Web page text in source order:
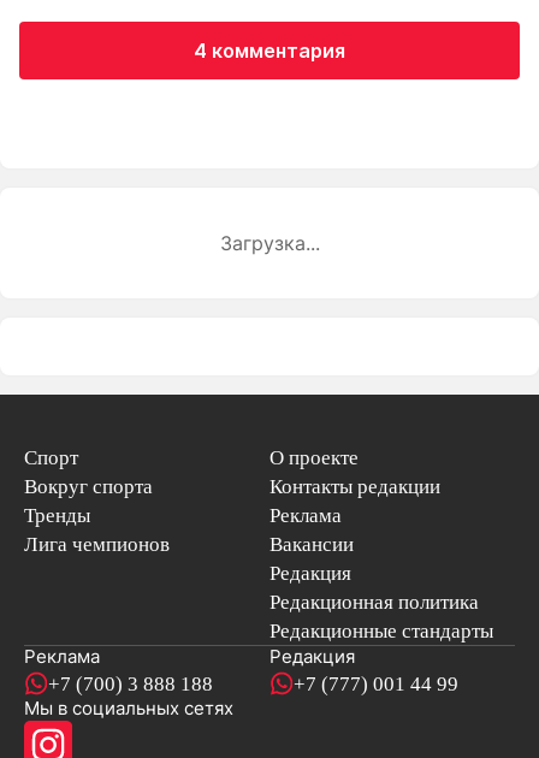
4 комментария
Загрузка...
Спорт
Вокруг спорта
Тренды
Лига чемпионов
О проекте
Контакты редакции
Реклама
Вакансии
Редакция
Редакционная политика
Редакционные стандарты
Реклама
+7 (700) 3 888 188
Редакция
+7 (777) 001 44 99
Мы в социальных сетях